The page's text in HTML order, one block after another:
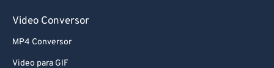
Video Conversor
MP4 Conversor
Video para GIF